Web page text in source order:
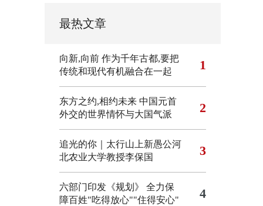
最热文章
向新,向前 作为千年古都,要把
传统和现代有机融合在一起
1
东方之约,相约未来 中国元首
外交的世界情怀与大国气派
2
追光的你｜太行山上新愚公河
北农业大学教授李保国
3
六部门印发《规划》 全力保
障百姓"吃得放心""住得安心"
4